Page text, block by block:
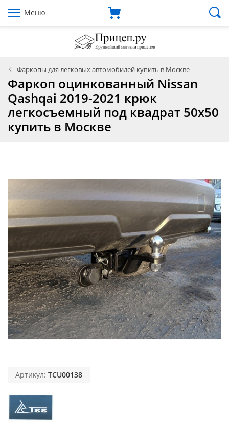
Меню
Фаркопы для легковых автомобилей купить в Москве
Фаркоп оцинкованный Nissan
Qashqai 2019-2021 крюк
легкосъемный под квадрат 50x50
купить в Москве
Артикул: TCU00138